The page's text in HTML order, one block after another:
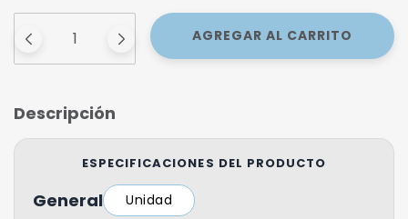
Descripción
ESPECIFICACIONES DEL PRODUCTO
General Unidad